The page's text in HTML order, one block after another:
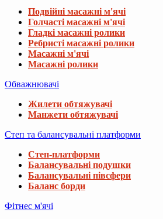
Подвійні масажні м'ячі
Голчасті масажні м'ячі
Гладкі масажні ролики
Ребристі масажні ролики
Масажні м'ячі
Масажні ролики
Обважнювачі
Жилети обтяжувачі
Манжети обтяжувачі
Степ та балансувальні платформи
Степ-платформи
Балансувальні подушки
Балансувальні півсфери
Баланс борди
Фітнес м'ячі